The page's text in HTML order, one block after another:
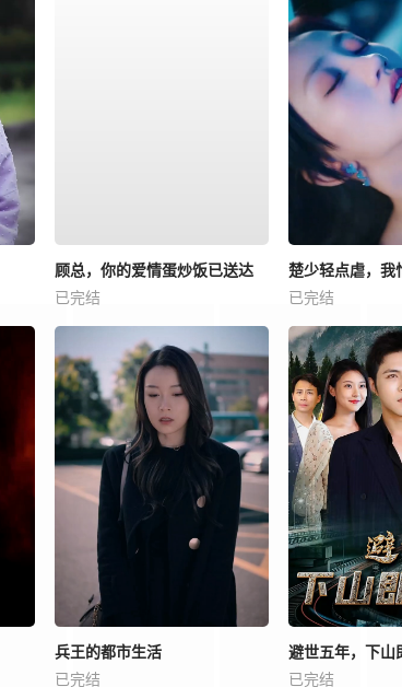
顾总，你的爱情蛋炒饭已送达
已完结
楚少轻点虐，我
已完结
兵王的都市生活
已完结
避世五年，下山
已完结